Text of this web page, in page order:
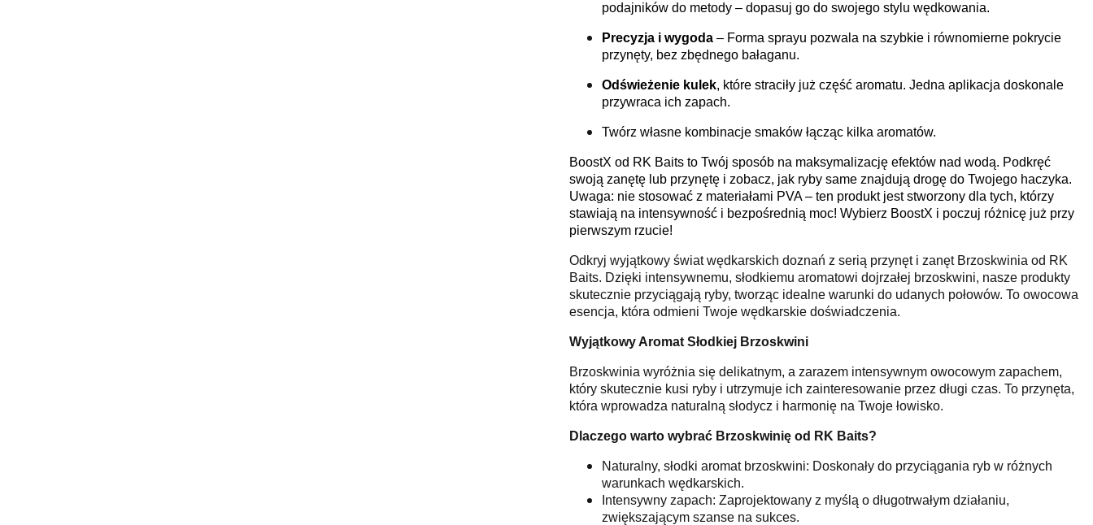
podajników do metody – dopasuj go do swojego stylu wędkowania.
Precyzja i wygoda – Forma sprayu pozwala na szybkie i równomierne pokrycie
przynęty, bez zbędnego bałaganu.
Odświeżenie kulek, które straciły już część aromatu. Jedna aplikacja doskonale
przywraca ich zapach.
Twórz własne kombinacje smaków łącząc kilka aromatów.
BoostX od RK Baits to Twój sposób na maksymalizację efektów nad wodą. Podkręć
swoją zanętę lub przynętę i zobacz, jak ryby same znajdują drogę do Twojego haczyka.
Uwaga: nie stosować z materiałami PVA – ten produkt jest stworzony dla tych, którzy
stawiają na intensywność i bezpośrednią moc! Wybierz BoostX i poczuj różnicę już przy
pierwszym rzucie!
Odkryj wyjątkowy świat wędkarskich doznań z serią przynęt i zanęt Brzoskwinia od RK
Baits. Dzięki intensywnemu, słodkiemu aromatowi dojrzałej brzoskwini, nasze produkty
skutecznie przyciągają ryby, tworząc idealne warunki do udanych połowów. To owocowa
esencja, która odmieni Twoje wędkarskie doświadczenia.
Wyjątkowy Aromat Słodkiej Brzoskwini
Brzoskwinia wyróżnia się delikatnym, a zarazem intensywnym owocowym zapachem,
który skutecznie kusi ryby i utrzymuje ich zainteresowanie przez długi czas. To przynęta,
która wprowadza naturalną słodycz i harmonię na Twoje łowisko.
Dlaczego warto wybrać Brzoskwinię od RK Baits?
Naturalny, słodki aromat brzoskwini: Doskonały do przyciągania ryb w różnych
warunkach wędkarskich.
Intensywny zapach: Zaprojektowany z myślą o długotrwałym działaniu,
zwiększającym szanse na sukces.